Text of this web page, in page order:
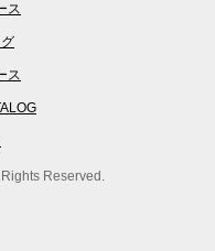
ス
ス
Reserved.